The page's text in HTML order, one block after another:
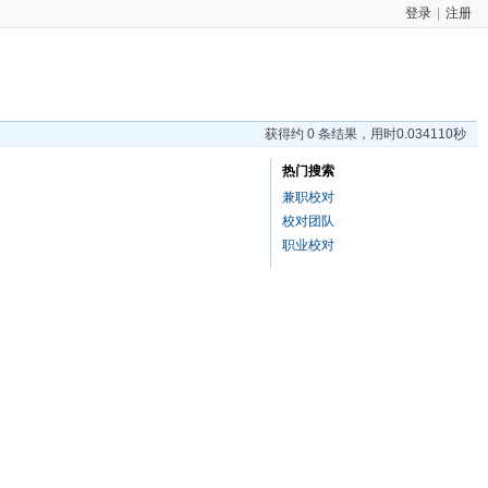
登录 注册
获得约 0 条结果，用时0.034110秒
热门搜索
兼职校对
校对团队
职业校对